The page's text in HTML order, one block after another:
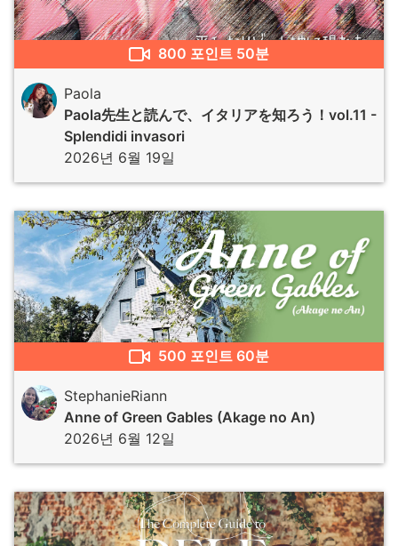
800 포인트50분
Paola
Paola先生と読んで、イタリアを知ろう！vol.11 -
Splendidi invasori
2026년 6월 19일
500 포인트60분
StephanieRiann
Anne of Green Gables (Akage no An)
2026년 6월 12일